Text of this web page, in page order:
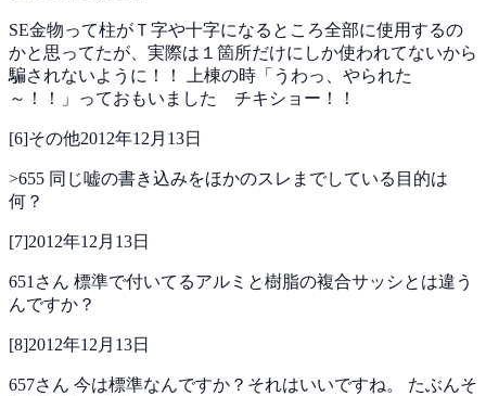
SE金物って柱がＴ字や十字になるところ全部に使用するの
かと思ってたが、実際は１箇所だけにしか使われてないから
騙されないように！！
上棟の時「うわっ、やられた
～！！」っておもいました チキショー！！
[6]その他2012年12月13日
>655 同じ嘘の書き込みをほかのスレまでしている目的は
何？
[7]2012年12月13日
651さん 標準で付いてるアルミと樹脂の複合サッシとは違う
んですか？
[8]2012年12月13日
657さん 今は標準なんですか？それはいいですね。 たぶんそ